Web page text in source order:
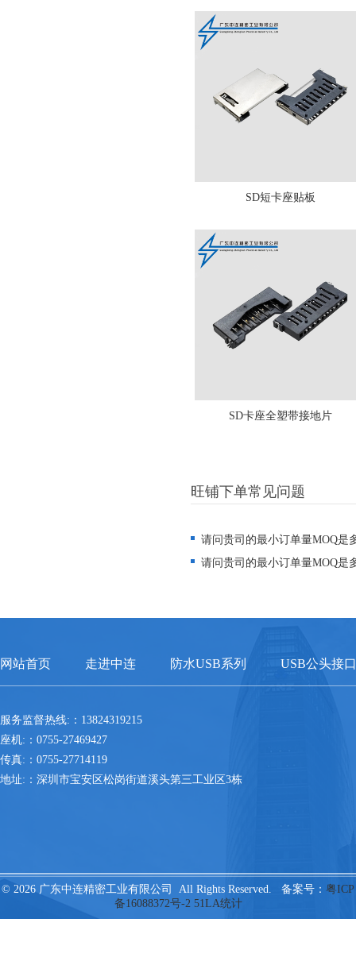
SD短卡座贴板
SD卡座全塑带接地片
旺铺下单常见问题
请问贵司的最小订单量MOQ是
请问贵司的最小订单量MOQ是
网站首页 走进中连 防水USB系列 USB公头接口
服务监督热线:：13824319215
座机:：0755-27469427
传真:：0755-27714119
地址:：深圳市宝安区松岗街道溪头第三工业区3栋
© 2026 广东中连精密工业有限公司 All Rights Reserved. 备案号： 粤ICP
备16088372号-2 51LA统计